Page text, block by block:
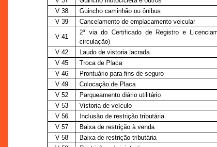
V 38
Guincho caminhão ou ônibus
V 39
Cancelamento de emplacamento veicular
V 41
2ª via do Certificado de Registro e
circulação)
V 42
Laudo de vistoria lacrada
V 45
Troca de Placa
V 46
Prontuário para fins de seguro
V 49
Colocação de Placa
V 52
Parqueamento diário utilitário
V 53
Vistoria de veículo
V 56
Inclusão de restrição tributária
V 57
Baixa de restrição à venda
V 58
Baixa de restrição tributária